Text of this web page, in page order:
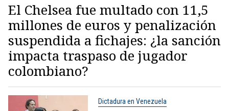
El Chelsea fue multado con 11,5
millones de euros y penalización
suspendida a fichajes: ¿la sanción
impacta traspaso de jugador
colombiano?
Dictadura en Venezuela